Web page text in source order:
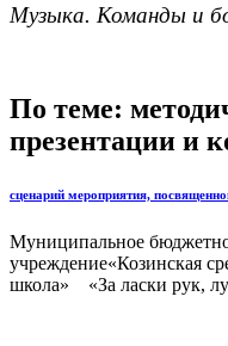
Музыка. Команды и
По теме:
презентации и
сценарий мероприятия,
Муниципальное
учреждение«Козинская
школа» «За ласки рук,